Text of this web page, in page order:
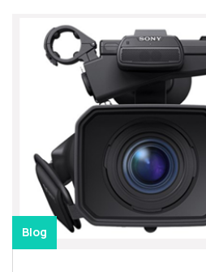
Blog